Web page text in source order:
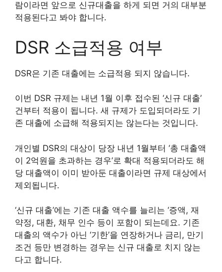
람이라면 앞으로 신규대출을 하게 되면 거의 대부분
적용된다고 봐야 합니다.
DSR 소급적용 여부
DSR은 기존 대출에는 소급적용 되지 않습니다.
이번 DSR 규제는 내년 1월 이후 접수된 ‘신규 대출’
건부터 적용이 됩니다. 새 규제가 도입되더라도 기
존 대출에 소급해 적용되지는 않는다는 것입니다.
개인별 DSR의 대상이 당장 내년 1월부터 ‘총 대출액
이 2억원을 초과하는 경우’로 확대 적용되더라도 해
당 대출액이 이미 받아둔 대출이라면 규제 대상에서
제외됩니다.
‘신규 대출’에는 기존 대출 액수를 늘리는 ‘증액, 재
약정, 대환, 채무 인수 등이 포함이 되는데요. 기존
대출의 액수가 아닌 ‘기한’을 연장하거나 금리, 만기
조건 등만 변경하는 경우는 신규 대출로 치지 않는
다고 합니다.